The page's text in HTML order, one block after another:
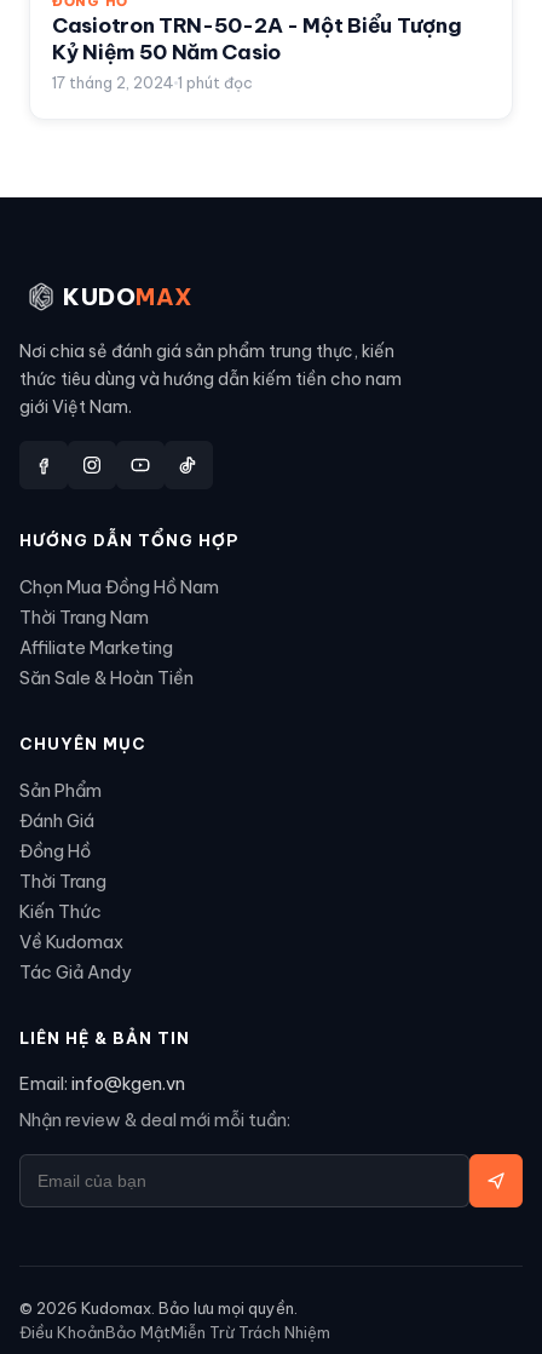
Casiotron TRN-50-2A - Một Biểu Tượng
Kỷ Niệm 50 Năm Casio
17 tháng 2, 2024 1 phút đọc
KUDOMAX
Nơi chia sẻ đánh giá sản phẩm trung thực, kiến
thức tiêu dùng và hướng dẫn kiếm tiền cho nam
giới Việt Nam.
HƯỚNG DẪN TỔNG HỢP
Chọn Mua Đồng Hồ Nam
Thời Trang Nam
Affiliate Marketing
Săn Sale & Hoàn Tiền
CHUYÊN MỤC
Sản Phẩm
Đánh Giá
Đồng Hồ
Thời Trang
Kiến Thức
Về Kudomax
Tác Giả Andy
LIÊN HỆ & BẢN TIN
Email: info@kgen.vn
Nhận review & deal mới mỗi tuần:
© 2026 Kudomax. Bảo lưu mọi quyền.
Điều KhoảnBảo MậtMiễn Trừ Trách Nhiệm